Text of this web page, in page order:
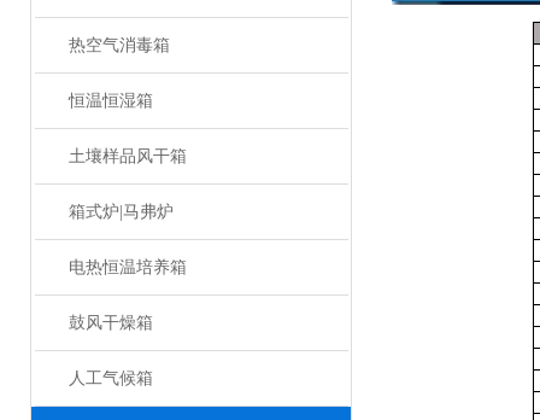
热空气消毒箱
恒温恒湿箱
土壤样品风干箱
箱式炉|马弗炉
电热恒温培养箱
鼓风干燥箱
人工气候箱